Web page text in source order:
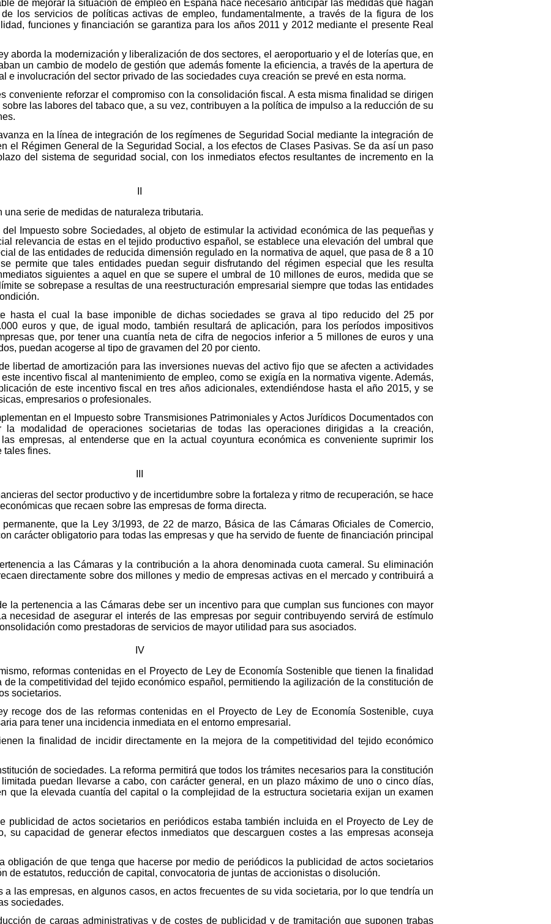
de mejorar la situación de empleo en España hace necesario anticipar las medidas que hagan
los servicios de políticas activas de empleo, fundamentalmente, a través de la figura de los
funciones y financiación se garantiza para los años 2011 y 2012 mediante el presente Real
aborda la modernización y liberalización de dos sectores, el aeroportuario y el de loterías que, en
un cambio de modelo de gestión que además fomente la eficiencia, a través de la apertura de
e involucración del sector privado de las sociedades cuya creación se prevé en esta norma.
conveniente reforzar el compromiso con la consolidación fiscal. A esta misma finalidad se dirigen
las labores del tabaco que, a su vez, contribuyen a la política de impulso a la reducción de su
en la línea de integración de los regímenes de Seguridad Social mediante la integración de
el Régimen General de la Seguridad Social, a los efectos de Clases Pasivas. Se da así un paso
del sistema de seguridad social, con los inmediatos efectos resultantes de incremento en la
serie de medidas de naturaleza tributaria.
Impuesto sobre Sociedades, al objeto de estimular la actividad económica de las pequeñas y
relevancia de estas en el tejido productivo español, se establece una elevación del umbral que
de las entidades de reducida dimensión regulado en la normativa de aquel, que pasa de 8 a 10
permite que tales entidades puedan seguir disfrutando del régimen especial que les resulta
siguientes a aquel en que se supere el umbral de 10 millones de euros, medida que se
se sobrepase a resultas de una reestructuración empresarial siempre que todas las entidades
hasta el cual la base imponible de dichas sociedades se grava al tipo reducido del 25 por
euros y que, de igual modo, también resultará de aplicación, para los períodos impositivos
que, por tener una cuantía neta de cifra de negocios inferior a 5 millones de euros y una
puedan acogerse al tipo de gravamen del 20 por ciento.
libertad de amortización para las inversiones nuevas del activo fijo que se afecten a actividades
incentivo fiscal al mantenimiento de empleo, como se exigía en la normativa vigente. Además,
de este incentivo fiscal en tres años adicionales, extendiéndose hasta el año 2015, y se
empresarios o profesionales.
en el Impuesto sobre Transmisiones Patrimoniales y Actos Jurídicos Documentados con
la modalidad de operaciones societarias de todas las operaciones dirigidas a la creación,
empresas, al entenderse que en la actual coyuntura económica es conveniente suprimir los
tales fines.
del sector productivo y de incertidumbre sobre la fortaleza y ritmo de recuperación, se hace
que recaen sobre las empresas de forma directa.
que la Ley 3/1993, de 22 de marzo, Básica de las Cámaras Oficiales de Comercio,
carácter obligatorio para todas las empresas y que ha servido de fuente de financiación principal
a las Cámaras y la contribución a la ahora denominada cuota cameral. Su eliminación
directamente sobre dos millones y medio de empresas activas en el mercado y contribuirá a
la pertenencia a las Cámaras debe ser un incentivo para que cumplan sus funciones con mayor
necesidad de asegurar el interés de las empresas por seguir contribuyendo servirá de estímulo
como prestadoras de servicios de mayor utilidad para sus asociados.
IV
reformas contenidas en el Proyecto de Ley de Economía Sostenible que tienen la finalidad
la competitividad del tejido económico español, permitiendo la agilización de la constitución de
societarios.
recoge dos de las reformas contenidas en el Proyecto de Ley de Economía Sostenible, cuya
para tener una incidencia inmediata en el entorno empresarial.
la finalidad de incidir directamente en la mejora de la competitividad del tejido económico
de sociedades. La reforma permitirá que todos los trámites necesarios para la constitución
puedan llevarse a cabo, con carácter general, en un plazo máximo de uno o cinco días,
que la elevada cuantía del capital o la complejidad de la estructura societaria exijan un examen
publicidad de actos societarios en periódicos estaba también incluida en el Proyecto de Ley de
su capacidad de generar efectos inmediatos que descarguen costes a las empresas aconseja
obligación de que tenga que hacerse por medio de periódicos la publicidad de actos societarios
de estatutos, reducción de capital, convocatoria de juntas de accionistas o disolución.
a las empresas, en algunos casos, en actos frecuentes de su vida societaria, por lo que tendría un
sociedades.
de cargas administrativas y de costes de publicidad y de tramitación que suponen trabas